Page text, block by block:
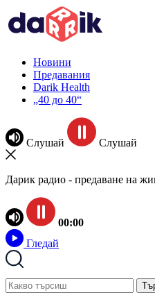
Новини
Предавания
Darik Health
„40 до 40“
Слушай Слушай
Дарик радио - предаване на
00:00
Гледай